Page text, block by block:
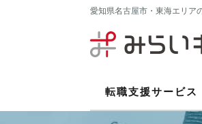
愛知県名古屋市・東海エリア
転職支援サービス